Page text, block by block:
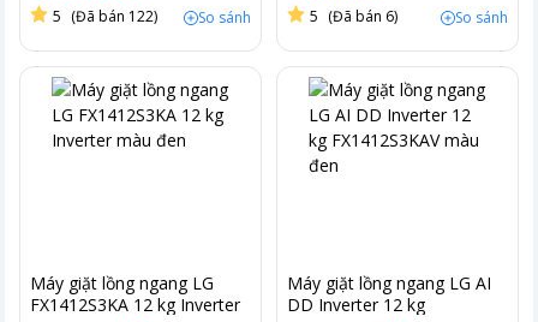
5 (Đã bán 122) So sánh 5 (Đã bán 6) So sánh
Máy giặt lồng ngang LG
FX1412S3KA 12 kg Inverter
Máy giặt lồng ngang LG AI
DD Inverter 12 kg